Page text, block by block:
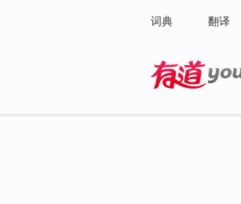
词典 翻译